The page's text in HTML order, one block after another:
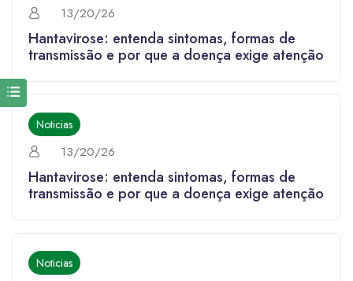
13/20/26
Hantavirose: entenda sintomas, formas de
transmissão e por que a doença exige atenção
Noticias
13/20/26
Hantavirose: entenda sintomas, formas de
transmissão e por que a doença exige atenção
Noticias